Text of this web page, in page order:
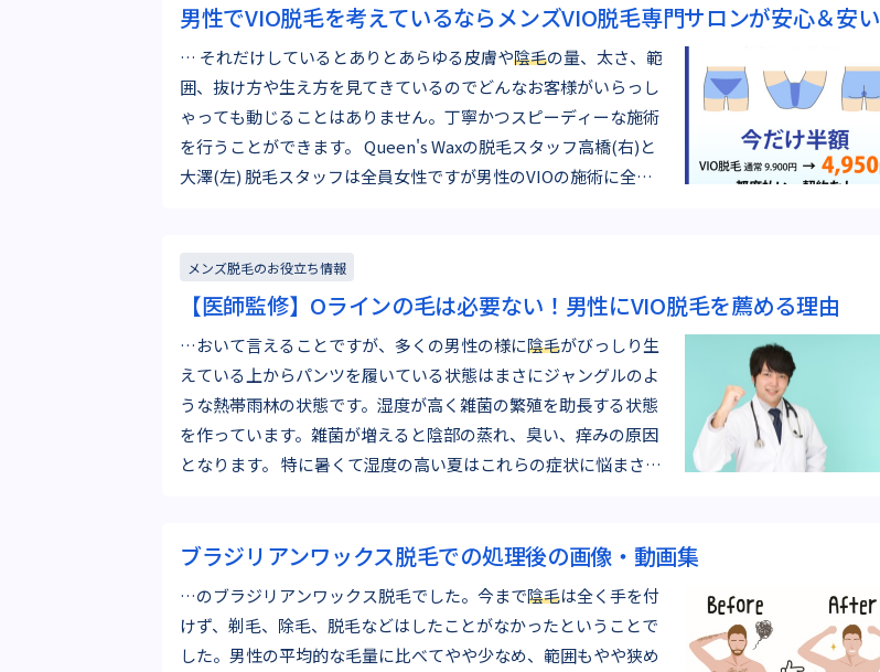
男性でVIO脱毛を考えているならメンズVIO脱毛専門サロンが安心＆安い
… それだけしているとありとあらゆる皮膚や陰毛の量、太さ、範
囲、抜け方や生え方を見てきているのでどんなお客様がいらっし
ゃっても動じることはありません。丁寧かつスピーディーな施術
を行うことができます。 Queen's Waxの脱毛スタッフ高橋(右)と
大澤(左) 脱毛スタッフは全員女性ですが男性のVIOの施術に全…
メンズ脱毛のお役立ち情報
【医師監修】Oラインの毛は必要ない！男性にVIO脱毛を薦める理由
…おいて言えることですが、多くの男性の様に陰毛がびっしり生
えている上からパンツを履いている状態はまさにジャングルのよ
うな熱帯雨林の状態です。湿度が高く雑菌の繁殖を助長する状態
を作っています。雑菌が増えると陰部の蒸れ、臭い、痒みの原因
となります。 特に暑くて湿度の高い夏はこれらの症状に悩まされ
ブラジリアンワックス脱毛での処理後の画像・動画集
…のブラジリアンワックス脱毛でした。今まで陰毛は全く手を付
けず、剃毛、除毛、脱毛などはしたことがなかったということで
した。男性の平均的な毛量に比べてやや少なめ、範囲もやや狭め